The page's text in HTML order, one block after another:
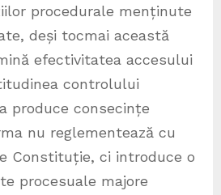
procedurale menținute
deși tocmai această
efectivitatea accesului
controlului
produce consecințe
nu reglementează cu
Constituție, ci introduce o
procesuale majore